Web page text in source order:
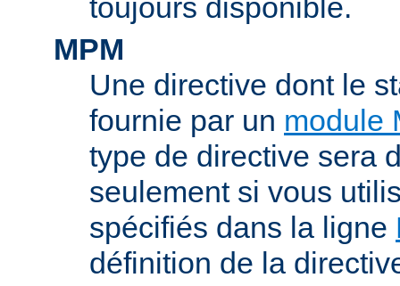
toujours disponible.
MPM
Une directive dont le
fournie par un module
type de directive sera
seulement si vous
spécifiés dans la ligne
définition de la